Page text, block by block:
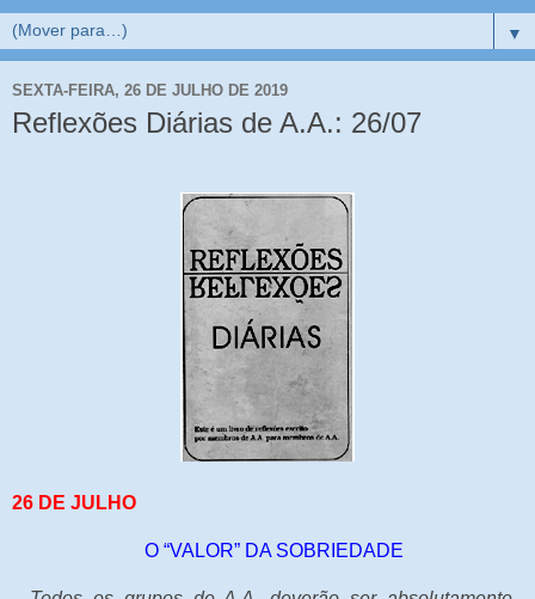
▼
SEXTA-FEIRA, 26 DE JULHO DE 2019
Reflexões Diárias de A.A.: 26/07
26 DE JULHO
O “VALOR” DA SOBRIEDADE